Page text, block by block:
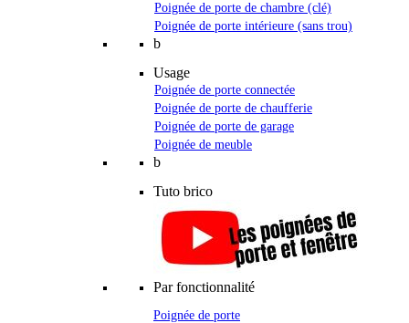
Poignée de porte de chambre (clé)
Poignée de porte intérieure (sans trou)
b
Usage
Poignée de porte connectée
Poignée de porte de chaufferie
Poignée de porte de garage
Poignée de meuble
b
Tuto brico
Par fonctionnalité
Poignée de porte